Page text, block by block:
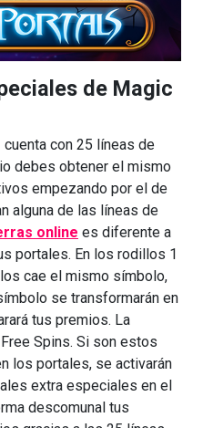
de Magic
cuenta con 25 líneas de
debes obtener el mismo
empezando por el de
alguna de las líneas de
online es diferente a
portales. En los rodillos 1
cae el mismo símbolo,
se transformarán en
tus premios. La
Spins. Si son estos
los portales, se activarán
extra especiales en el
descomunal tus